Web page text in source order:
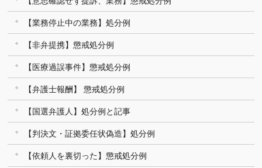
【業務停止中の業務】処分例
【非弁提携】懲戒処分例
【医療過誤事件】懲戒処分例
【弁護士報酬】 懲戒処分例
【国選弁護人】処分例と記事
【判決文・証拠委任状偽造】処分例
【依頼人を裏切った】懲戒処分例